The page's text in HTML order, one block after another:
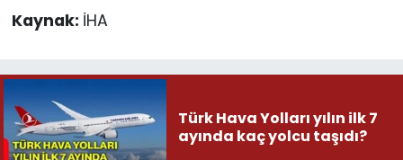
Kaynak: İHA
Türk Hava Yolları yılın ilk 7
ayında kaç yolcu taşıdı?